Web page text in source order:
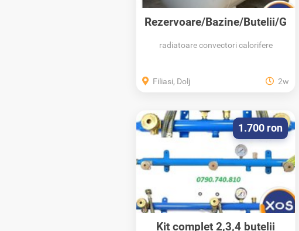
Rezervoare/Bazine/Butelii/G
radiatoare convectori calorifere
Filiasi, Dolj 2w
Kit complet 2,3,4 butelii
1.700 ron